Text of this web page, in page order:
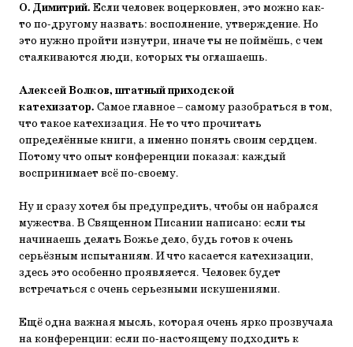
О. Димитрий. Если человек воцерковлен, это можно как-
то по-другому назвать: восполнение, утверждение. Но
это нужно пройти изнутри, иначе ты не поймёшь, с чем
сталкиваются люди, которых ты оглашаешь.
Алексей Волков, штатный приходской
катехизатор. Самое главное – самому разобраться в том,
что такое катехизация. Не то что прочитать
определённые книги, а именно понять своим сердцем.
Потому что опыт конференции показал: каждый
воспринимает всё по-своему.
Ну и сразу хотел бы предупредить, чтобы он набрался
мужества. В Священном Писании написано: если ты
начинаешь делать Божье дело, будь готов к очень
серьёзным испытаниям. И что касается катехизации,
здесь это особенно проявляется. Человек будет
встречаться с очень серьезными искушениями.
Ещё одна важная мысль, которая очень ярко прозвучала
на конференции: если по-настоящему подходить к